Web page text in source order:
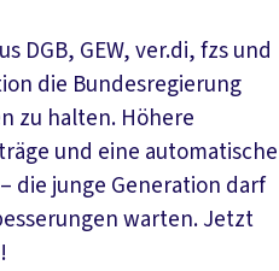
DGB, GEW, ver.di, fzs und
die Bundesregierung
zu halten. Höhere
und eine automatische
die junge Generation darf
warten. Jetzt